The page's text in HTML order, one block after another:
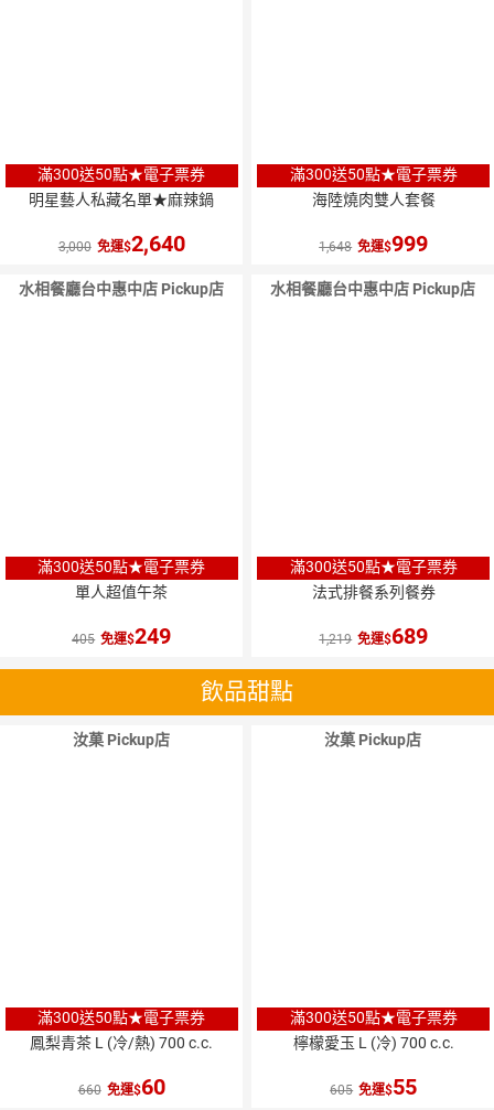
滿300送50點★電子票券
明星藝人私藏名單★麻辣鍋
3,000 免運 2,640
滿300送50點★電子票券
海陸燒肉雙人套餐
1,648 免運 999
水相餐廳台中惠中店 Pickup店
滿300送50點★電子票券
單人超值午茶
405 免運 249
水相餐廳台中惠中店 Pickup店
滿300送50點★電子票券
法式排餐系列餐券
1,219 免運 689
飲品甜點
汝菓 Pickup店
滿300送50點★電子票券
鳳梨青茶 L (冷/熱) 700 c.c.
660 免運 60
汝菓 Pickup店
滿300送50點★電子票券
檸檬愛玉 L (冷) 700 c.c.
605 免運 55